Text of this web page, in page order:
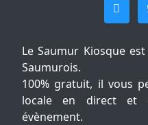
Le Saumur Kiosque
Saumurois.
100% gratuit, il vous
locale en direct et
évènement.